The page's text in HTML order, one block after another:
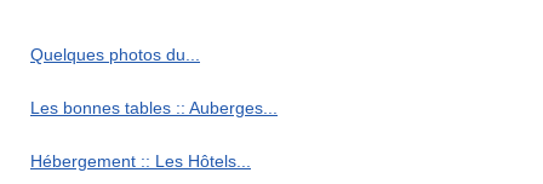
Quelques photos du...
Les bonnes tables :: Auberges...
Hébergement :: Les Hôtels...